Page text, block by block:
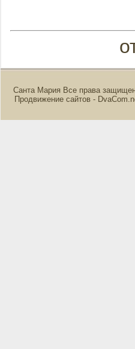
Санта Мария Все права
Продвижение сайтов -